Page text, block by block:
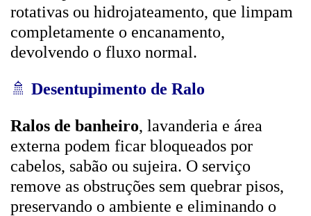
rotativas ou hidrojateamento, que limpam
completamente o encanamento,
devolvendo o fluxo normal.
🚿 Desentupimento de Ralo
Ralos de banheiro, lavanderia e área
externa podem ficar bloqueados por
cabelos, sabão ou sujeira. O serviço
remove as obstruções sem quebrar pisos,
preservando o ambiente e eliminando o